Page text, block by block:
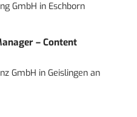
GmbH in Eschborn
– Content
GmbH inGeislingen an